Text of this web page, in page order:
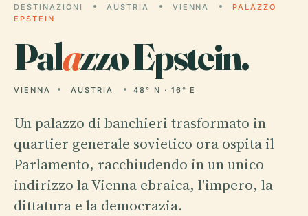
DESTINAZIONI AUSTRIA VIENNA
PALAZZO
EPSTEIN
Palazzo Epstein.
VIENNA AUSTRIA 48° N · 16° E
Un palazzo di banchieri trasformato in
quartier generale sovietico ora ospita il
Parlamento, racchiudendo in un unico
indirizzo la Vienna ebraica, l'impero, la
dittatura e la democrazia.